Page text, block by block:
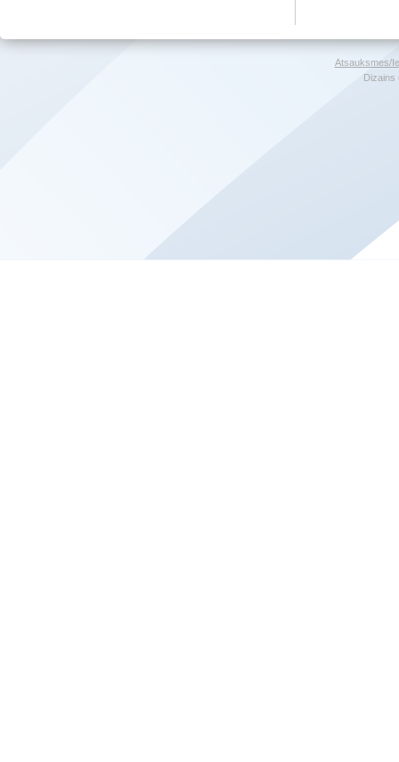
Atsauksmes/
Dizains